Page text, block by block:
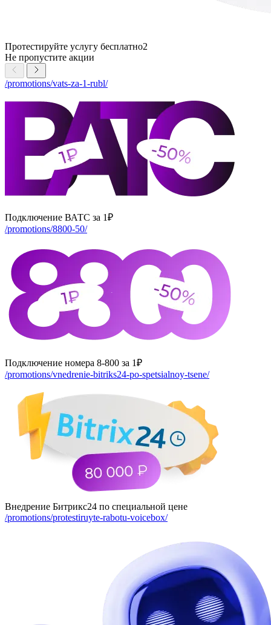
Протестируйте услугу бесплатно2
Не пропустите акции
/promotions/vats-za-1-rubl/
Подключение ВАТС за 1₽
/promotions/8800-50/
Подключение номера 8-800 за 1₽
/promotions/vnedrenie-bitriks24-po-spetsialnoy-tsene/
Внедрение Битрикс24 по специальной цене
/promotions/protestiruyte-rabotu-voicebox/